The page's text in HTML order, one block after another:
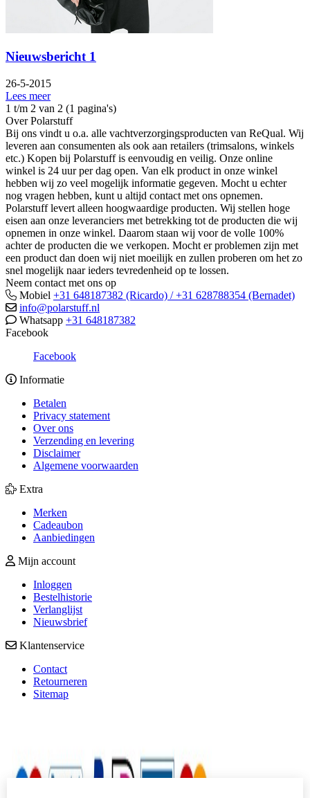
Nieuwsbericht 1
26-5-2015
Lees meer
1 t/m 2 van 2 (1 pagina's)
Over Polarstuff
Bij ons vindt u o.a. alle vachtverzorgingsproducten van ReQual. Wij
leveren aan consumenten als ook aan retailers (trimsalons, winkels
etc.) Kopen bij Polarstuff is eenvoudig en veilig. Onze online
winkel is 24 uur per dag open. Van elk product in onze winkel
hebben wij zo veel mogelijk informatie gegeven. Mocht u echter
nog vragen hebben, kunt u altijd contact met ons opnemen.
Polarstuff levert alleen hoogwaardige producten. Wij stellen hoge
eisen aan onze leveranciers met betrekking tot de producten die wij
opnemen in onze winkel. Daarom staan wij voor de volle 100%
achter de producten die we verkopen. Mocht er problemen zijn met
een product dan doen wij niet moeilijk en zullen proberen om het zo
snel mogelijk naar ieders tevredenheid op te lossen.
Neem contact met ons op
Mobiel +31 648187382 (Ricardo) / +31 628788354 (Bernadet)
info@polarstuff.nl
Whatsapp +31 648187382
Facebook
Facebook
Informatie
Betalen
Privacy statement
Over ons
Verzending en levering
Disclaimer
Algemene voorwaarden
Extra
Merken
Cadeaubon
Aanbiedingen
Mijn account
Inloggen
Bestelhistorie
Verlanglijst
Nieuwsbrief
Klantenservice
Contact
Retourneren
Sitemap